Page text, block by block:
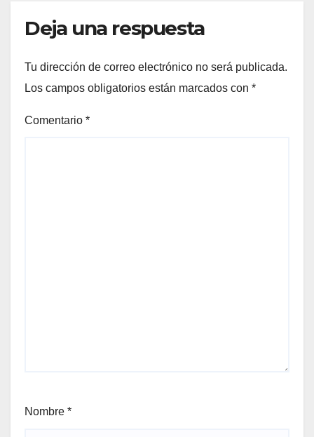
Deja una respuesta
Tu dirección de correo electrónico no será publicada.
Los campos obligatorios están marcados con *
Comentario *
Nombre *